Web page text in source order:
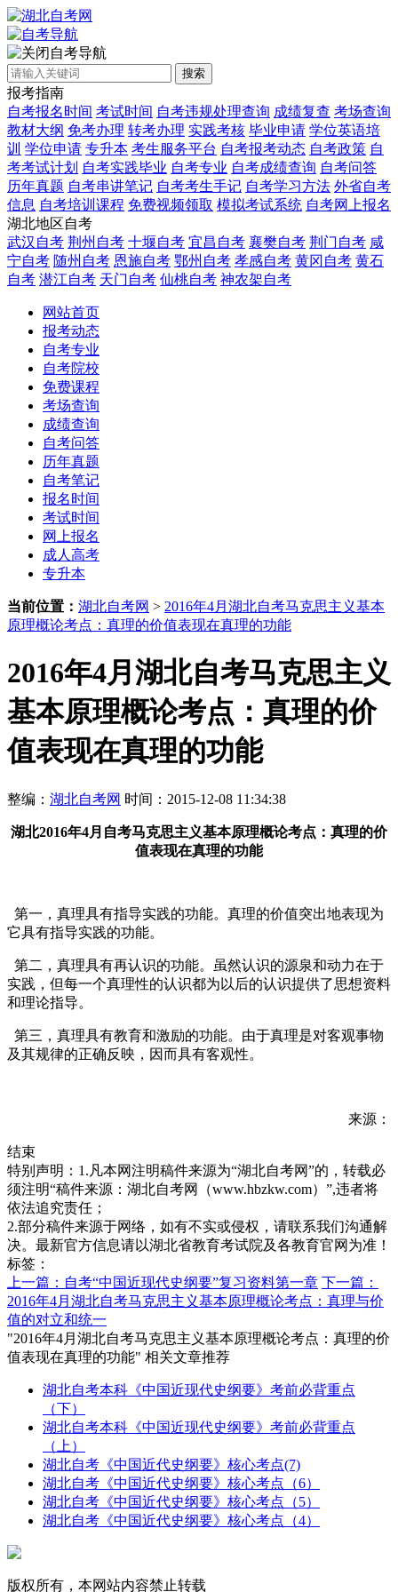
自考导航
搜索
报考指南
自考报名时间 考试时间 自考违规处理查询 成绩复查 考场查询
教材大纲 免考办理 转考办理 实践考核 毕业申请 学位英语培
训 学位申请 专升本 考生服务平台 自考报考动态 自考政策 自
考考试计划 自考实践毕业 自考专业 自考成绩查询 自考问答
历年真题 自考串讲笔记 自考考生手记 自考学习方法 外省自考
信息 自考培训课程 免费视频领取 模拟考试系统 自考网上报名
湖北地区自考
武汉自考 荆州自考 十堰自考 宜昌自考 襄樊自考 荆门自考 咸
宁自考 随州自考 恩施自考 鄂州自考 孝感自考 黄冈自考 黄石
自考 潜江自考 天门自考 仙桃自考 神农架自考
网站首页
报考动态
自考专业
自考院校
免费课程
考场查询
成绩查询
自考问答
历年真题
自考笔记
报名时间
考试时间
网上报名
成人高考
专升本
当前位置： 湖北自考网 > 2016年4月湖北自考马克思主义基本
原理概论考点：真理的价值表现在真理的功能
2016年4月湖北自考马克思主义
基本原理概论考点：真理的价
值表现在真理的功能
整编： 湖北自考网 时间：2015-12-08 11:34:38
湖北2016年4月自考马克思主义基本原理概论考点：真理的价
值表现在真理的功能
第一，真理具有指导实践的功能。真理的价值突出地表现为
它具有指导实践的功能。
第二，真理具有再认识的功能。虽然认识的源泉和动力在于
实践，但每一个真理性的认识都为以后的认识提供了思想资料
和理论指导。
第三，真理具有教育和激励的功能。由于真理是对客观事物
及其规律的正确反映，因而具有客观性。
来源：
结束
特别声明：1.凡本网注明稿件来源为“湖北自考网”的，转载必
须注明“稿件来源：湖北自考网（www.hbzkw.com）”,违者将
依法追究责任；
2.部分稿件来源于网络，如有不实或侵权，请联系我们沟通解
决。最新官方信息请以湖北省教育考试院及各教育官网为准！
标签：
上一篇：自考“中国近现代史纲要”复习资料第一章 下一篇：
2016年4月湖北自考马克思主义基本原理概论考点：真理与价
值的对立和统一
"2016年4月湖北自考马克思主义基本原理概论考点：真理的价
值表现在真理的功能" 相关文章推荐
湖北自考本科《中国近现代史纲要》考前必背重点
（下）
湖北自考本科《中国近现代史纲要》考前必背重点
（上）
湖北自考《中国近代史纲要》核心考点(7)
湖北自考《中国近代史纲要》核心考点（6）
湖北自考《中国近代史纲要》核心考点（5）
湖北自考《中国近代史纲要》核心考点（4）
版权所有，本网站内容禁止转载